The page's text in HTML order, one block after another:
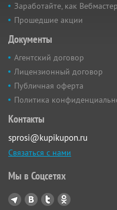
Заработайте, как Вебмастер
Прошедшие акции
Документы
Агентский договор
Лицензионный договор
Публичная оферта
Политика
Контакты
sprosi@kupikupon.ru
Связаться с нами
Мы в Соцсетях